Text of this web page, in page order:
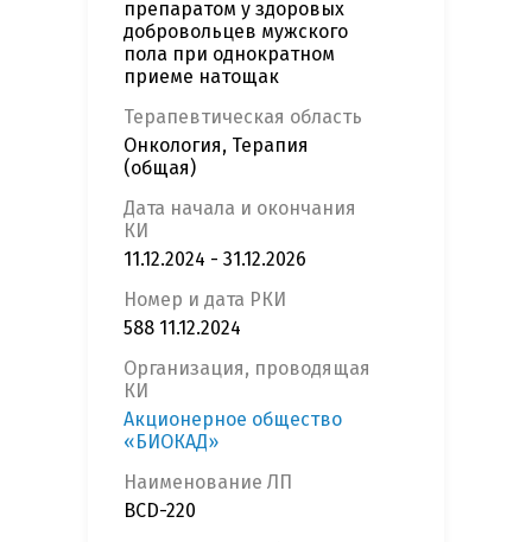
препаратом у здоровых
добровольцев мужского
пола при однократном
приеме натощак
Терапевтическая область
Онкология, Терапия
(общая)
Дата начала и окончания
КИ
11.12.2024 - 31.12.2026
Номер и дата РКИ
588 11.12.2024
Организация, проводящая
КИ
Акционерное общество
«БИОКАД»
Наименование ЛП
BCD-220